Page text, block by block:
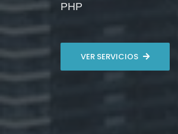
PHP
VER SERVICIOS